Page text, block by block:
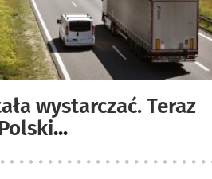
wystarczać. Teraz
...